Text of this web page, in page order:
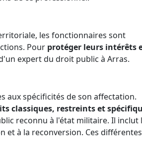
les fonctionnaires sont
Pour protéger leurs intérêts
expert du droit public à Arras.
aux spécificités de son affectation.
classiques, restreints et
reconnu à l'état militaire. Il inclut
et à la reconversion. Ces différentes